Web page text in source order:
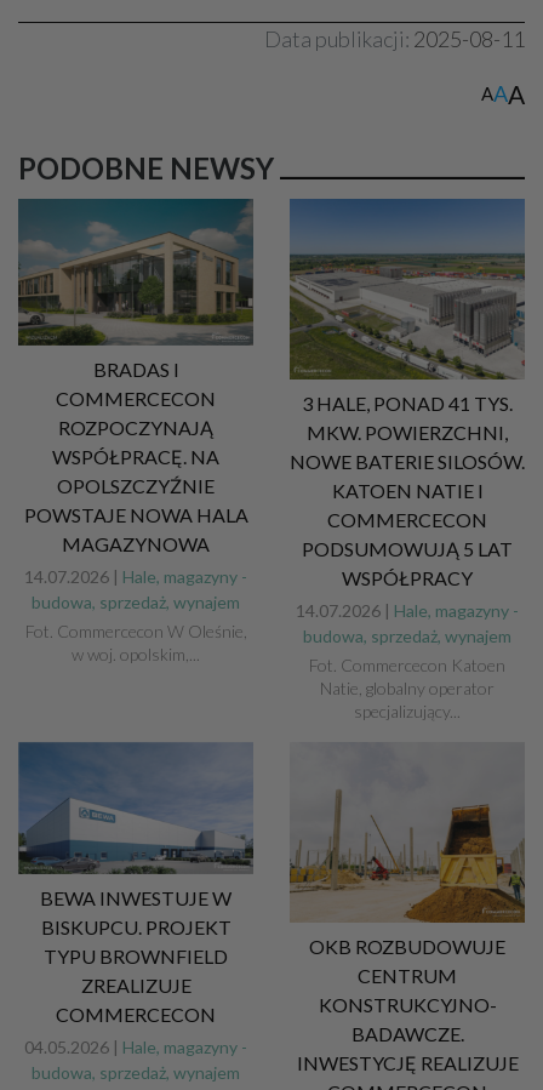
Data publikacji: 2025-08-11
AAA
PODOBNE NEWSY
BRADAS I
COMMERCECON
ROZPOCZYNAJĄ
WSPÓŁPRACĘ. NA
OPOLSZCZYŹNIE
POWSTAJE NOWA HALA
MAGAZYNOWA
14.07.2026 | Hale, magazyny -
budowa, sprzedaż, wynajem
Fot. Commercecon W Oleśnie,
w woj. opolskim,...
3 HALE, PONAD 41 TYS.
MKW. POWIERZCHNI,
NOWE BATERIE SILOSÓW.
KATOEN NATIE I
COMMERCECON
PODSUMOWUJĄ 5 LAT
WSPÓŁPRACY
14.07.2026 | Hale, magazyny -
budowa, sprzedaż, wynajem
Fot. Commercecon Katoen
Natie, globalny operator
specjalizujący...
BEWA INWESTUJE W
BISKUPCU. PROJEKT
TYPU BROWNFIELD
ZREALIZUJE
COMMERCECON
04.05.2026 | Hale, magazyny -
budowa, sprzedaż, wynajem
OKB ROZBUDOWUJE
CENTRUM
KONSTRUKCYJNO-
BADAWCZE.
INWESTYCJĘ REALIZUJE